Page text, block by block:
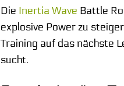
Die Inertia Wave Battle
explosive Power zu
Training auf das nächste
sucht.